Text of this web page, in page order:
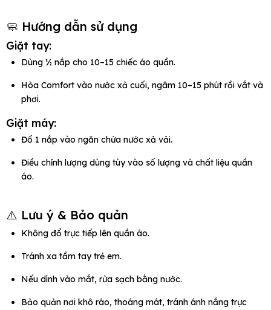
🧼 Hướng dẫn sử dụng
Giặt tay:
Dùng ½ nắp cho 10–15 chiếc áo quần.
Hòa Comfort vào nước xả cuối, ngâm 10–15 phút rồi vắt và
phơi.
Giặt máy:
Đổ 1 nắp vào ngăn chứa nước xả vải.
Điều chỉnh lượng dùng tùy vào số lượng và chất liệu quần
áo.
⚠️ Lưu ý & Bảo quản
Không đổ trực tiếp lên quần áo.
Tránh xa tầm tay trẻ em.
Nếu dính vào mắt, rửa sạch bằng nước.
Bảo quản nơi khô ráo, thoáng mát, tránh ánh nắng trực